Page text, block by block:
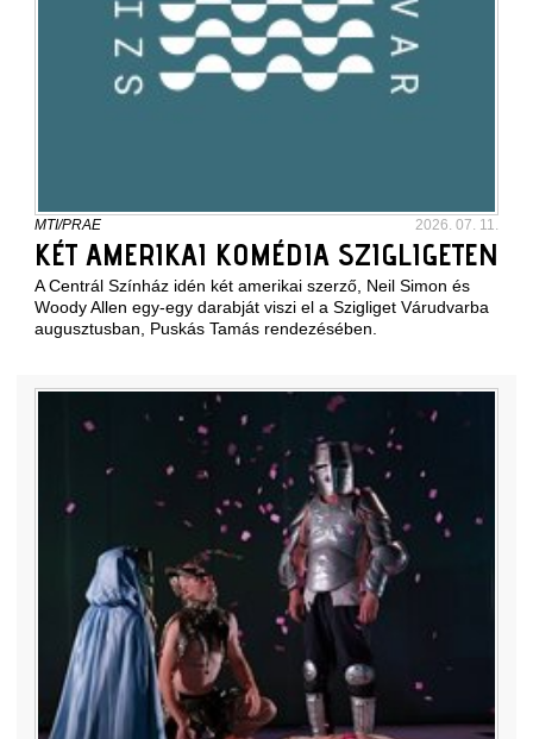
MTI/PRAE 2026. 07. 11.
KÉT AMERIKAI KOMÉDIA SZIGLIGETEN
A Centrál Színház idén két amerikai szerző, Neil Simon és
Woody Allen egy-egy darabját viszi el a Szigliget Várudvarba
augusztusban, Puskás Tamás rendezésében.